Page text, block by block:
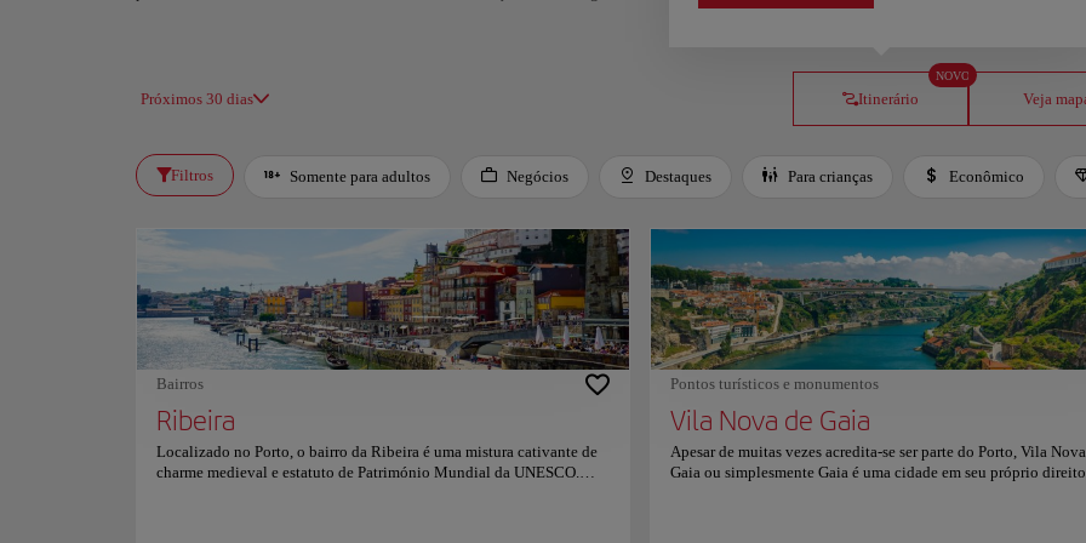
Próximos 30 dias Itinerário
NOVO
Veja
Filtros Somente para adultos Negócios Destaques Para crianças Econômico
Bairros
Ribeira
Localizado no Porto, o bairro da Ribeira é uma mistura cativante de
charme medieval e estatuto de Património Mundial da UNESCO.
Pontos turísticos e monumentos
Vila Nova de Gaia
Apesar de muitas vezes acredita-se ser parte do Porto, Vila
Gaia ou simplesmente Gaia é uma cidade em seu próprio